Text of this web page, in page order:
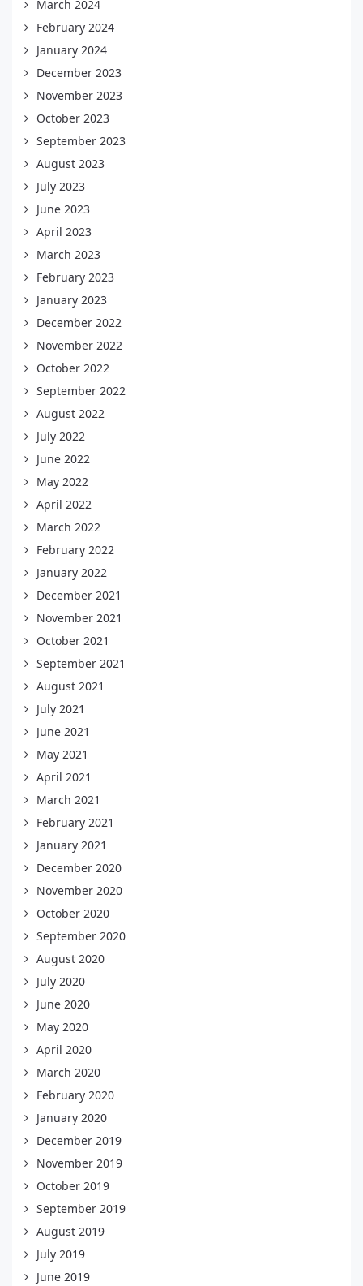
March 2024
February 2024
January 2024
December 2023
November 2023
October 2023
September 2023
August 2023
July 2023
June 2023
April 2023
March 2023
February 2023
January 2023
December 2022
November 2022
October 2022
September 2022
August 2022
July 2022
June 2022
May 2022
April 2022
March 2022
February 2022
January 2022
December 2021
November 2021
October 2021
September 2021
August 2021
July 2021
June 2021
May 2021
April 2021
March 2021
February 2021
January 2021
December 2020
November 2020
October 2020
September 2020
August 2020
July 2020
June 2020
May 2020
April 2020
March 2020
February 2020
January 2020
December 2019
November 2019
October 2019
September 2019
August 2019
July 2019
June 2019